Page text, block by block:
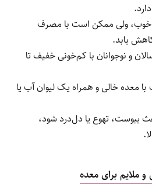
آهن و ویژگی‌های هر
مختلف تولید می‌شوند تا
دهند. انتخاب فرم مناسب بستگی به
و حتی سلیقه شما دارد. در
با جزئیات کامل بررسی می‌کنیم.
و پراستفاده